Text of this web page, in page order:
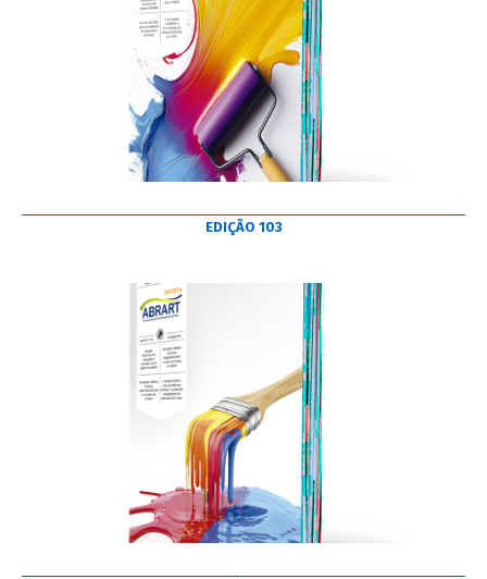
EDIÇÃO 103